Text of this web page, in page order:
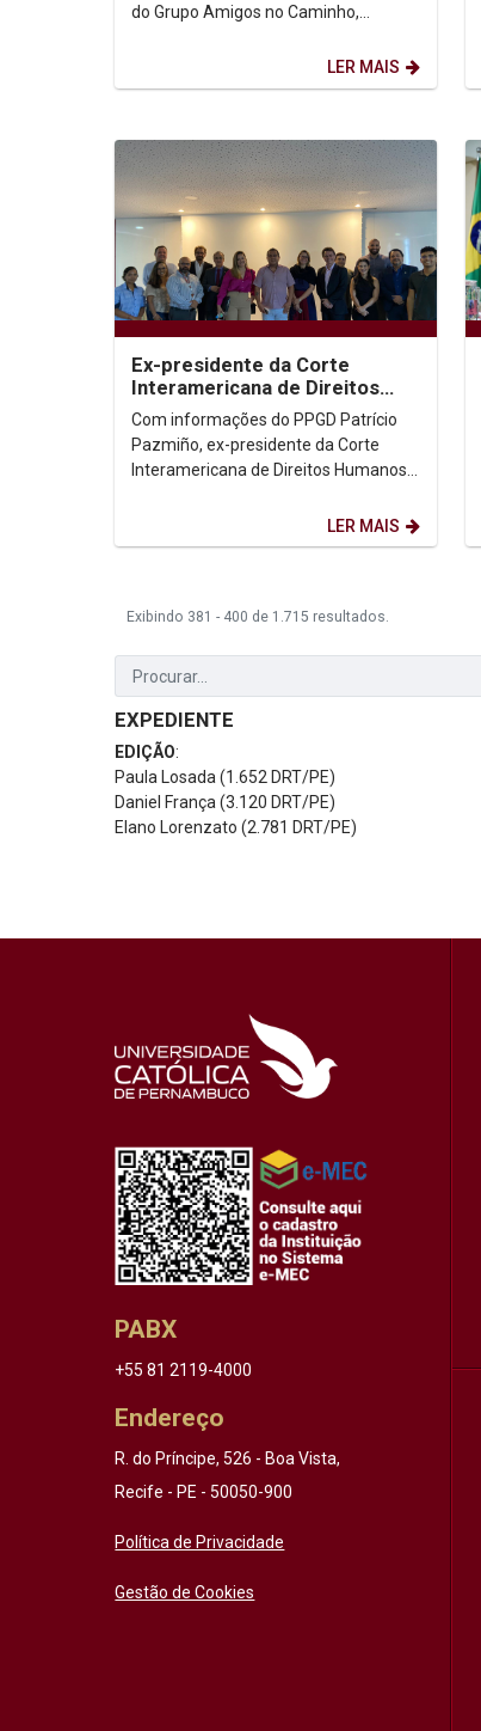
do Grupo Amigos no Caminho,
LER MAIS
Ex-presidente da Corte
Interamericana de Direitos
Humanos realiza atividades no
PPGD
Com informações do PPGD Patrício
Pazmiño, ex-presidente da Corte
Interamericana de Direitos Humanos
LER MAIS
Exibindo 381 - 400 de 1.715 resultados.
EXPEDIENTE
EDIÇÃO:
Paula Losada (1.652 DRT/PE)
Daniel França (3.120 DRT/PE)
Elano Lorenzato (2.781 DRT/PE)
PABX
+55 81 2119-4000
Endereço
R. do Príncipe, 526 - Boa Vista,
Recife - PE - 50050-900
Política de Privacidade
Gestão de Cookies